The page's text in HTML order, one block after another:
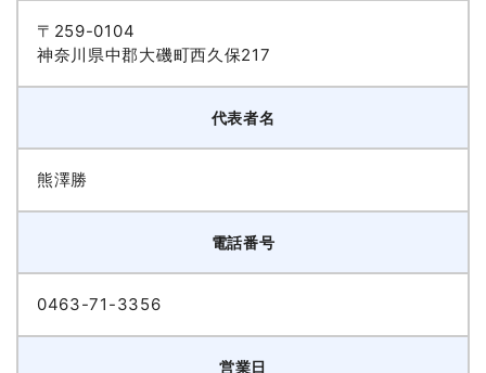
〒259-0104
神奈川県中郡大磯町西久保217
代表者名
熊澤勝
電話番号
0463-71-3356
営業日